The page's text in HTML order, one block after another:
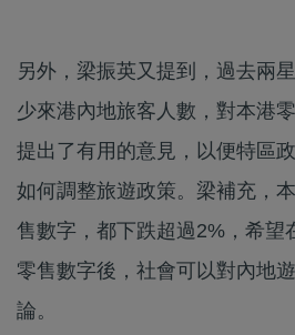
另外，梁振英又提到，過去兩
少來港內地旅客人數，對本港
提出了有用的意見，以便特區
如何調整旅遊政策。梁補充，
售數字，都下跌超過2%，希望
零售數字後，社會可以對內地
論。